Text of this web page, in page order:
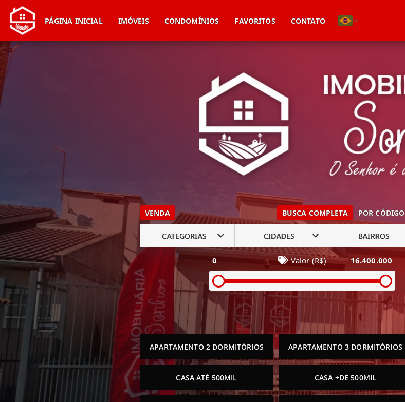
(51) 99746-9896
PÁGINA INICIAL IMÓVEIS CONDOMÍNIOS FAVORITOS CONTATO
VENDA BUSCA COMPLETA POR CÓDIGO
CATEGORIAS CIDADES BAIRROS
0 Valor (R$) 16.400.000
APARTAMENTO 2 DORMITÓRIOS APARTAMENTO 3 DORMITÓRIOS
CASA ATÉ 500MIL CASA +DE 500MIL